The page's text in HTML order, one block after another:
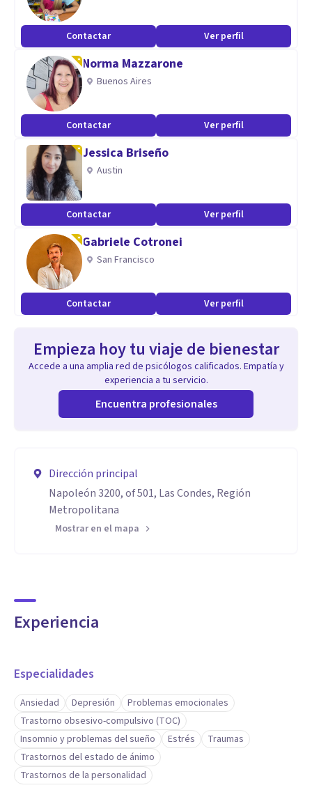
Contactar Ver perfil
Norma Mazzarone
Buenos Aires
Contactar Ver perfil
Jessica Briseño
Austin
Contactar Ver perfil
Gabriele Cotronei
San Francisco
Contactar Ver perfil
Empieza hoy tu viaje de bienestar
Accede a una amplia red de psicólogos calificados. Empatía y
experiencia a tu servicio.
Encuentra profesionales
Dirección principal
Napoleón 3200, of 501, Las Condes, Región
Metropolitana
Mostrar en el mapa
Experiencia
Especialidades
Ansiedad Depresión
Problemas emocionales
Trastorno obsesivo-compulsivo (TOC)
Insomnio y problemas del sueño
Estrés
Traumas
Trastornos del estado de ánimo
Trastornos de la personalidad